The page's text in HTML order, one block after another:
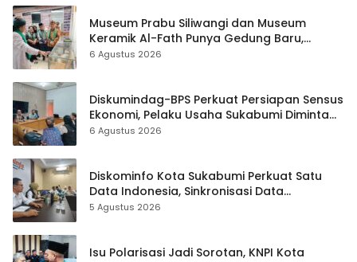
Museum Prabu Siliwangi dan Museum
Keramik Al-Fath Punya Gedung Baru,
Hampir 500 Koleksi Dipisahkan
6 Agustus 2026
Diskumindag-BPS Perkuat Persiapan Sensus
Ekonomi, Pelaku Usaha Sukabumi Diminta
Terbuka Beri Data
6 Agustus 2026
Diskominfo Kota Sukabumi Perkuat Satu
Data Indonesia, Sinkronisasi Data
Kewilayahan Dikebut
5 Agustus 2026
Isu Polarisasi Jadi Sorotan, KNPI Kota